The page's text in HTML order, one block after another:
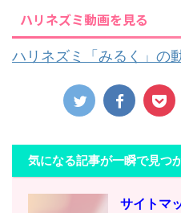
ハリネズミ動画を見る
ハリネズミ「みるく」の
気になる記事が一瞬で見つ
サイトマ